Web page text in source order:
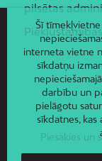
pilsētas
Piesakies un
Šī tīmekļvietne
interneta vietne
sīkdatņu
darbību un
pielāgotu
sīkdatnes, kas